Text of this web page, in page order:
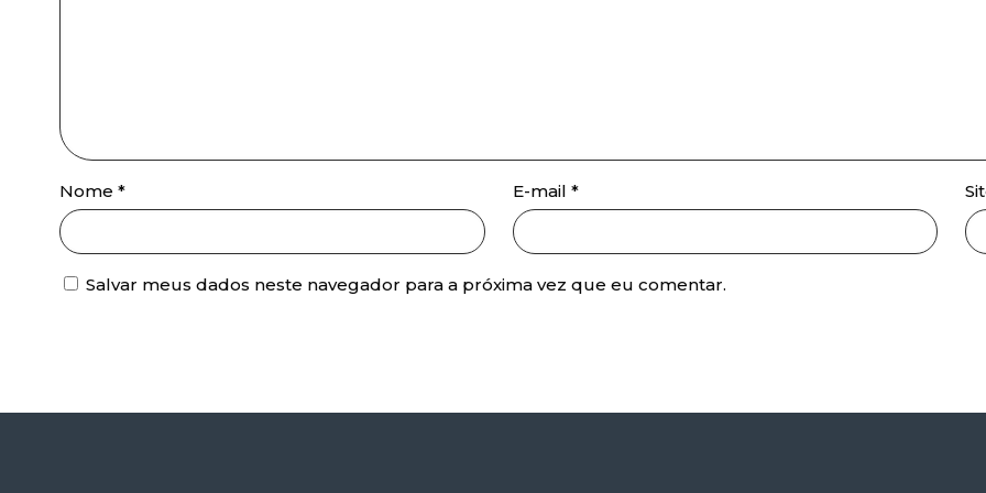
Nome * E-mail *
Salvar meus dados neste navegador para a próxima vez que eu comentar.